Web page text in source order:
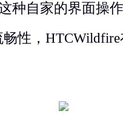
种自家的界面操
性，